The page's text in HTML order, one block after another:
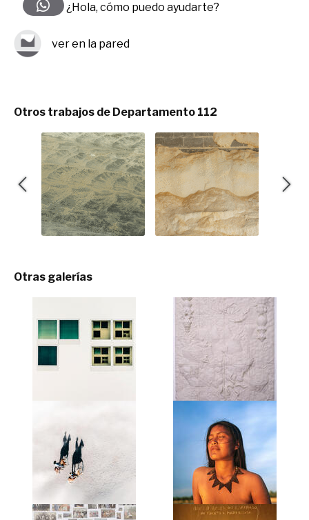
¿Hola, cómo puedo ayudarte?
ver en la pared
Otros trabajos de Departamento 112
Otras galerías